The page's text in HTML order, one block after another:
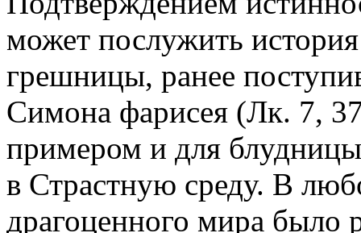
может послужить история
грешницы, ранее
Симона фарисея (Лк. 7,
примером и для
в Страстную среду. В
драгоценного мира было